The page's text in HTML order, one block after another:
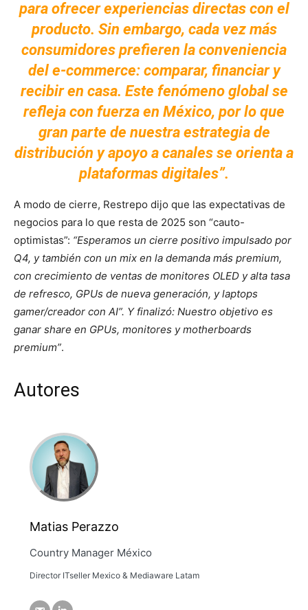
para ofrecer experiencias directas con el
producto. Sin embargo, cada vez más
consumidores prefieren la conveniencia
del e-commerce: comparar, financiar y
recibir en casa. Este fenómeno global se
refleja con fuerza en México, por lo que
gran parte de nuestra estrategia de
distribución y apoyo a canales se orienta a
plataformas digitales”.
A modo de cierre, Restrepo dijo que las expectativas de
negocios para lo que resta de 2025 son “cauto-
optimistas”: “Esperamos un cierre positivo impulsado por
Q4, y también con un mix en la demanda más premium,
con crecimiento de ventas de monitores OLED y alta tasa
de refresco, GPUs de nueva generación, y laptops
gamer/creador con AI”. Y finalizó: Nuestro objetivo es
ganar share en GPUs, monitores y motherboards
premium”.
Autores
Matias Perazzo
Country Manager México
Director ITseller Mexico & Mediaware Latam